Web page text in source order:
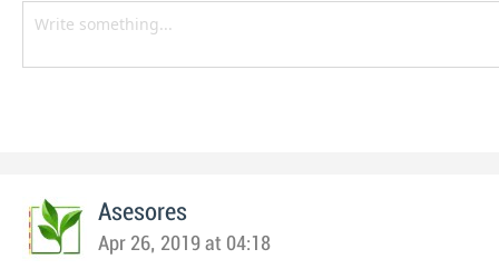
Asesores
Apr 26, 2019 at 04:18